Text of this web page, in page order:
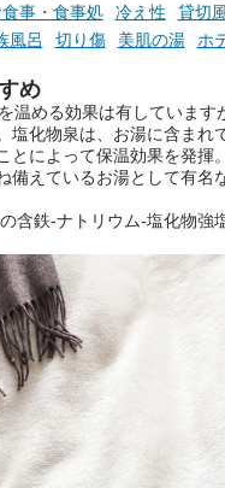
ぷり満喫
します。
てお楽し
───
提供元：
す。
食事・食事処 冷え性
貸切
風呂 切り傷 美肌の湯 ホ
め
温める効果は有しています
塩化物泉は、お湯に含まれ
によって保温効果を発揮
備えているお湯として有名
含鉄-ナトリウム-塩化物強